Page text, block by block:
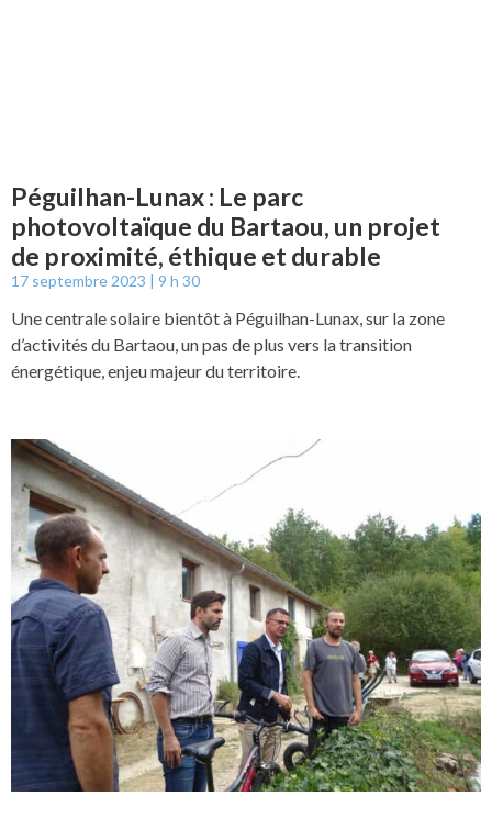
Péguilhan-Lunax : Le parc
photovoltaïque du Bartaou, un projet
de proximité, éthique et durable
17 septembre 2023 9 h 30
Une centrale solaire bientôt à Péguilhan-Lunax, sur la zone
d’activités du Bartaou, un pas de plus vers la transition
énergétique, enjeu majeur du territoire.